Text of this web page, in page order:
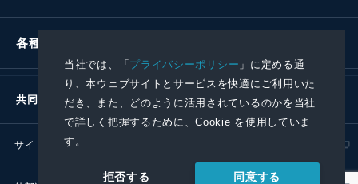
当社では、「プライバシーポリシー 」に定める通
り、本ウェブサイトとサービスを快適にご利用いた
だき、また、どのように活用されているのかを当社
で詳しく把握するために、Cookie を使用していま
す。
拒否する 同意する
各種お問い合わせ
共同通信社グループ
サイトポリシー